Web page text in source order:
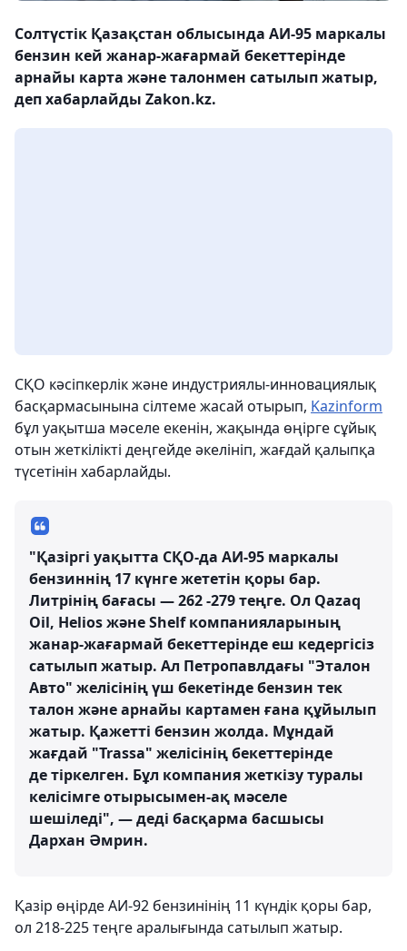
Солтүстік Қазақстан облысында АИ-95 маркалы
бензин кей жанар-жағармай бекеттерінде
арнайы карта және талонмен сатылып жатыр,
деп хабарлайды Zakon.kz.
СҚО кәсіпкерлік және индустриялы-инновациялық
басқармасынына сілтеме жасай отырып, Kazinform
бұл уақытша мәселе екенін, жақында өңірге сұйық
отын жеткілікті деңгейде әкелініп, жағдай қалыпқа
түсетінін хабарлайды.
"Қазіргі уақытта СҚО-да АИ-95 маркалы
бензиннің 17 күнге жететін қоры бар.
Литрінің бағасы — 262 -279 теңге. Ол Qazaq
Oil, Helios және Shelf компанияларының
жанар-жағармай бекеттерінде еш кедергісіз
сатылып жатыр. Ал Петропавлдағы "Эталон
Авто" желісінің үш бекетінде бензин тек
талон және арнайы картамен ғана құйылып
жатыр. Қажетті бензин жолда. Мұндай
жағдай "Trassa" желісінің бекеттерінде
де тіркелген. Бұл компания жеткізу туралы
келісімге отырысымен-ақ мәселе
шешіледі", — деді басқарма басшысы
Дархан Әмрин.
Қазір өңірде АИ-92 бензинінің 11 күндік қоры бар,
ол 218-225 теңге аралығында сатылып жатыр.